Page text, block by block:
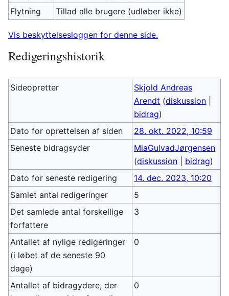
Flytning
Tillad alle brugere (udløber ikke)
Vis beskyttelsesloggen for denne side.
Redigeringshistorik
Sideopretter
Skjold Andreas
Arendt (diskussion
bidrag)
Dato for oprettelsen af siden
28. okt. 2022, 10:59
Seneste bidragsyder
MiaGulvadJørgensen
(diskussion bidrag)
Dato for seneste redigering
14. dec. 2023, 10:20
Samlet antal redigeringer
5
Det samlede antal forskellige
forfattere
3
Antallet af nylige redigeringer
(i løbet af de seneste 90
dage)
0
Antallet af bidragydere, der
0